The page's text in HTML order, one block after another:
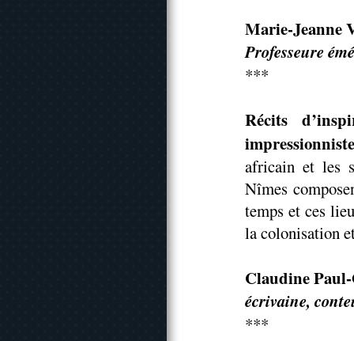
Marie-Jeanne
Professeure
***
Récits
africain et les
Nîmes
temps et ces
la colonisation
Claudine
écrivaine,
***